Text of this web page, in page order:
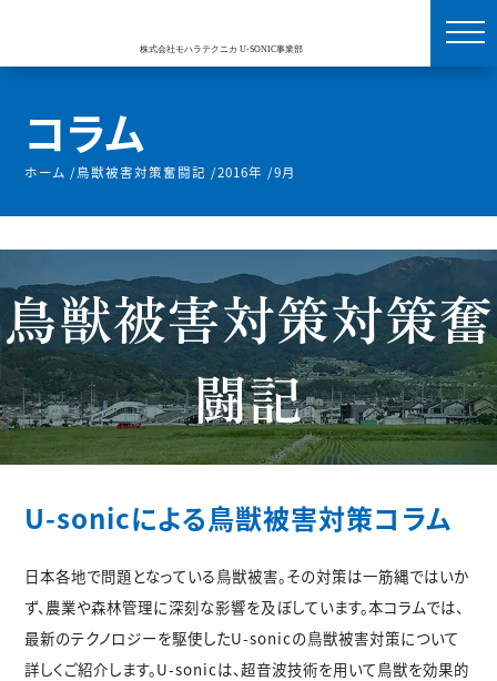
コラム
ホーム /鳥獣被害対策奮闘記 /2016年 /9月
鳥獣被害対策対策奮
闘記
U-sonicによる鳥獣被害対策コラム
日本各地で問題となっている鳥獣被害。その対策は一筋縄ではいか
ず、農業や森林管理に深刻な影響を及ぼしています。本コラムでは、
最新のテクノロジーを駆使したU-sonicの鳥獣被害対策について
詳しくご紹介します。U-sonicは、超音波技術を用いて鳥獣を効果的